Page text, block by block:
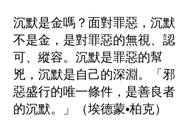
沉默是金嗎？面對罪惡，沉默
不是金，是對罪惡的無視、認
可、縱容。沉默是罪惡的幫
兇，沉默是自己的深淵。「邪
惡盛行的唯一條件，是善良者
的沉默。」（埃德蒙•柏克）